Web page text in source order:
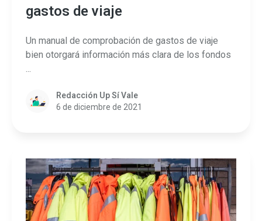
gastos de viaje
Un manual de comprobación de gastos de viaje
bien otorgará información más clara de los fondos
...
Redacción Up Sí Vale
6 de diciembre de 2021